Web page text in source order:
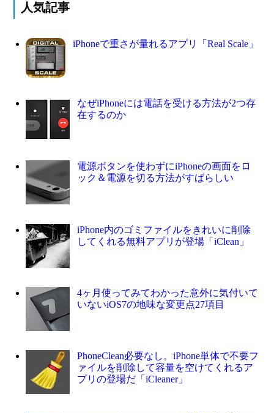
人気記事
iPhoneで重さが量れるアプリ「Real Scale」
なぜiPhoneには電話を受ける方法が2つ存
在するのか
電源ボタンを使わずにiPhoneの画面をロ
ック＆電源を切る方法がすばらしい
iPhone内のゴミファイルをきれいに削除
してくれる無料アプリが登場「iClean」
4ヶ月使ってみてわかった意外に気付いて
いないiOS7の地味な変更点27項目
PhoneClean必要なし。iPhone単体で不要フ
ァイルを削除して容量を空けてくれるア
プリの登場だ「iCleaner」